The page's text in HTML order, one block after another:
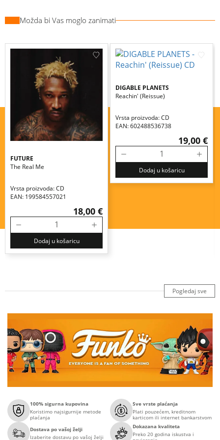
Možda bi Vas moglo zanimati
FUTURE
The Real Me
Vrsta proizvoda: CD
EAN: 199584557021
18,00 €
Dodaj u košaricu
DIGABLE PLANETS
Reachin' (reissue)
Vrsta proizvoda: CD
EAN: 602488536738
19,00 €
Dodaj u košaricu
Pogledaj sve
100% sigurna kupovina
Koristimo najsigurnije metode
plaćanja
Sve vrste plaćanja
Plati pouzećem, kreditnom
karticom ili internet bankarstvom
Dostava po vašoj želji
Izaberite dostavu po vašoj želji
Dokazana kvaliteta
Preko 20 godina iskustva i